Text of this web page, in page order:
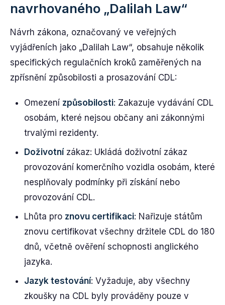
navrhovaného „Dalilah Law“
Návrh zákona, označovaný ve veřejných
vyjádřeních jako „Dalilah Law“, obsahuje několik
specifických regulačních kroků zaměřených na
zpřísnění způsobilosti a prosazování CDL:
Omezení způsobilosti: Zakazuje vydávání CDL
osobám, které nejsou občany ani zákonnými
trvalými rezidenty.
Doživotní zákaz: Ukládá doživotní zákaz
provozování komerčního vozidla osobám, které
nesplňovaly podmínky při získání nebo
provozování CDL.
Lhůta pro znovu certifikaci: Nařizuje státům
znovu certifikovat všechny držitele CDL do 180
dnů, včetně ověření schopnosti anglického
jazyka.
Jazyk testování: Vyžaduje, aby všechny
zkoušky na CDL byly prováděny pouze v